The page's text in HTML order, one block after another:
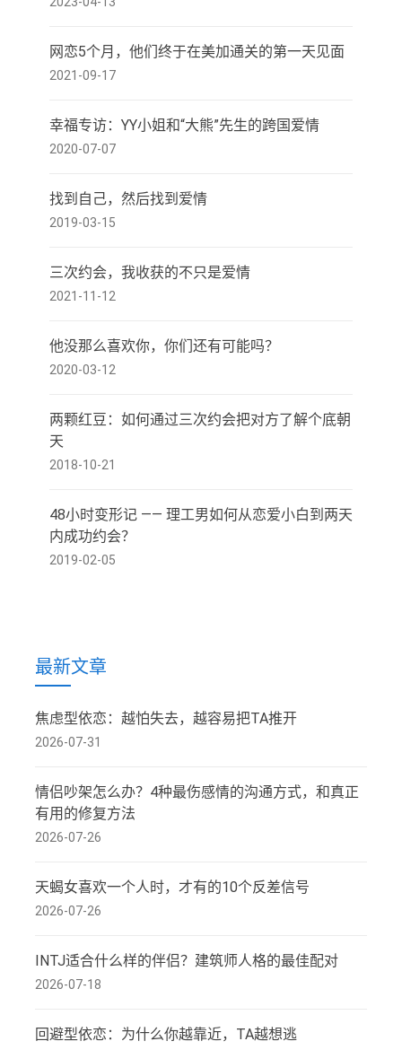
网恋5个月，他们终于在美加通关的第一天见面
2021-09-17
幸福专访：YY小姐和“大熊”先生的跨国爱情
2020-07-07
找到自己，然后找到爱情
2019-03-15
三次约会，我收获的不只是爱情
2021-11-12
他没那么喜欢你，你们还有可能吗？
2020-03-12
两颗红豆：如何通过三次约会把对方了解个底朝
天
2018-10-21
48小时变形记 —— 理工男如何从恋爱小白到两天
内成功约会？
2019-02-05
最新文章
焦虑型依恋：越怕失去，越容易把TA推开
2026-07-31
情侣吵架怎么办？4种最伤感情的沟通方式，和真正
有用的修复方法
2026-07-26
天蝎女喜欢一个人时，才有的10个反差信号
2026-07-26
INTJ适合什么样的伴侣？建筑师人格的最佳配对
2026-07-18
回避型依恋：为什么你越靠近，TA越想逃